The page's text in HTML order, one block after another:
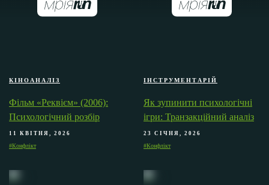
КІНОАНАЛІЗ
Фільм «Реквієм» (2006):
Психологічний розбір
11 КВІТНЯ, 2026
#Конфлікт
ІНСТРУМЕНТАРІЙ
Як зупинити психологічні
ігри: Транзакційний аналіз
23 СІЧНЯ, 2026
#Конфлікт